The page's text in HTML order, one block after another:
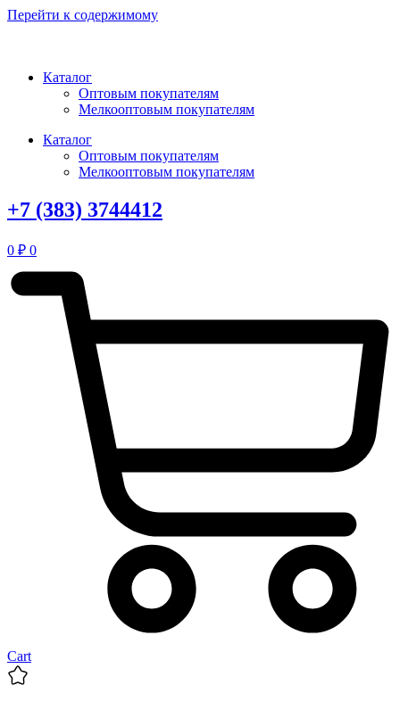
Перейти к содержимому
Каталог
Оптовым покупателям
Мелкооптовым покупателям
Каталог
Оптовым покупателям
Мелкооптовым покупателям
+7 (383) 3744412
0 ₽ 0
Cart